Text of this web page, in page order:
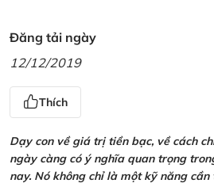
Đăng tải ngày
12/12/2019
Thích
Dạy con về giá trị tiền bạc, về cách
ngày càng có ý nghĩa quan trọng
nay. Nó không chỉ là một kỹ năng